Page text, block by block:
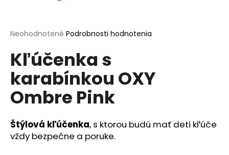
Priemerné
produktu
je
0,0
5
hviezdičiek.
Neohodnotené Podrobnosti hodnotenia
Kľúčenka s
karabínkou OXY
Ombre Pink
Štýlová kľúčenka, s ktorou budú mať deti kľúče
vždy bezpečne a poruke.
s
ť
?